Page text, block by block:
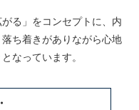
る」をコンセプトに、内
ち着きがありながら心地
なっています。